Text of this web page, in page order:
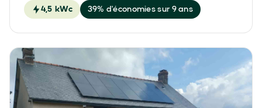
4,5 kWc 39% d'économies sur 9 ans